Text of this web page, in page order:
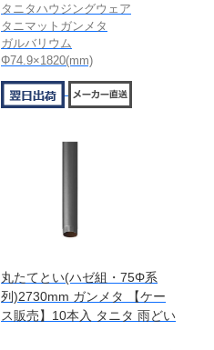
タニタハウジングウェア
タニマットガンメタ
ガルバリウム
Φ74.9×1820(mm)
丸たてとい(ハゼ組・75Φ系
列)2730mm ガンメタ 【ケー
ス販売】10本入 タニタ 雨どい